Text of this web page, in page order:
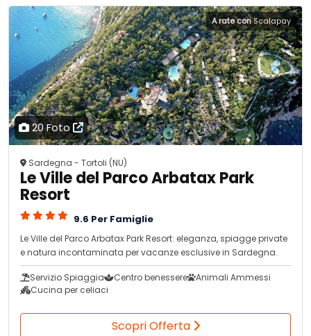
20 Foto
A rate conScalapay
Sardegna - Tortoli (NU)
Le Ville del Parco Arbatax Park
Resort
9.6 Per Famiglie
Le Ville del Parco Arbatax Park Resort: eleganza, spiagge private
e natura incontaminata per vacanze esclusive in Sardegna.
Servizio Spiaggia Centro benessere
Animali Ammessi
Cucina per celiaci
Scopri Offerta